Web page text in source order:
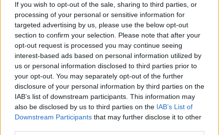
If you wish to opt-out of the sale, sharing to third parties, or
processing of your personal or sensitive information for
targeted advertising by us, please use the below opt-out
section to confirm your selection. Please note that after your
opt-out request is processed you may continue seeing
interest-based ads based on personal information utilized by
us or personal information disclosed to third parties prior to
your opt-out. You may separately opt-out of the further
disclosure of your personal information by third parties on the
IAB’s list of downstream participants. This information may
also be disclosed by us to third parties on the IAB’s List of
Downstream Participants that may further disclose it to other
Žiūrimiausi įrašai
00:00:49
Pateikė daugiau detalių apie iš tėvų paimtus šešis
vaikus: jiems kilusi grėsmė
Žinios | Lietuvos diena
00:00:30
Vaizdai iš tragiškos avarijos Vilniaus r.: dviejų moterų ir